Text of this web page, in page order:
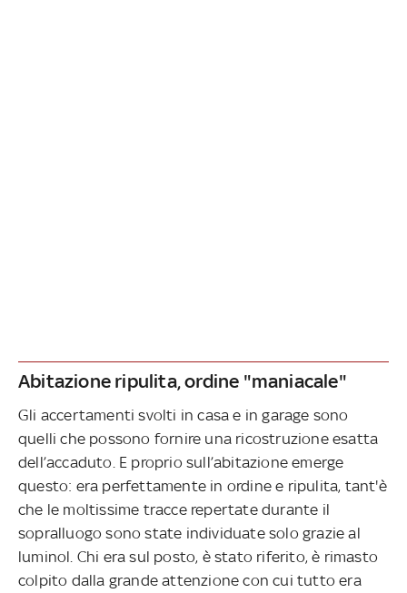
Abitazione ripulita, ordine "maniacale"
Gli accertamenti svolti in casa e in garage sono
quelli che possono fornire una ricostruzione esatta
dell’accaduto. E proprio sull’abitazione emerge
questo: era perfettamente in ordine e ripulita, tant'è
che le moltissime tracce repertate durante il
sopralluogo sono state individuate solo grazie al
luminol. Chi era sul posto, è stato riferito, è rimasto
colpito dalla grande attenzione con cui tutto era